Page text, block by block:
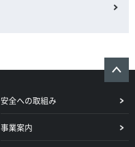
安全への取組み
事業案内